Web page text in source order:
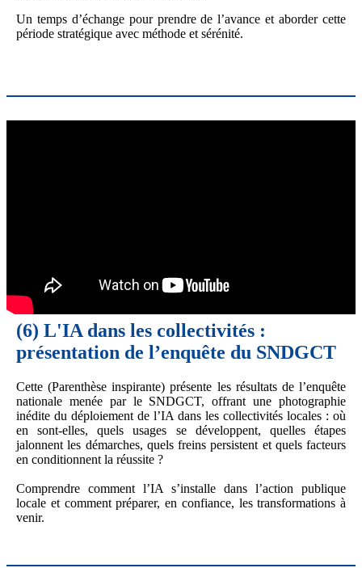
Un temps d’échange pour prendre de l’avance et aborder cette
période stratégique avec méthode et sérénité.
(6) L'IA dans les collectivités :
présentation de l’enquête du SNDGCT
Cette (Parenthèse inspirante) présente les résultats de l’enquête
nationale menée par le SNDGCT, offrant une photographie
inédite du déploiement de l’IA dans les collectivités locales : où
en sont-elles, quels usages se développent, quelles étapes
jalonnent les démarches, quels freins persistent et quels facteurs
en conditionnent la réussite ?
Comprendre comment l’IA s’installe dans l’action publique
locale et comment préparer, en confiance, les transformations à
venir.